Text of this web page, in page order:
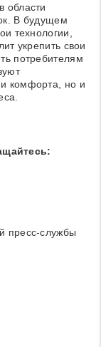
области
В будущем
технологии,
укрепить свои
потребителям
комфорта, но и
пресс-службы